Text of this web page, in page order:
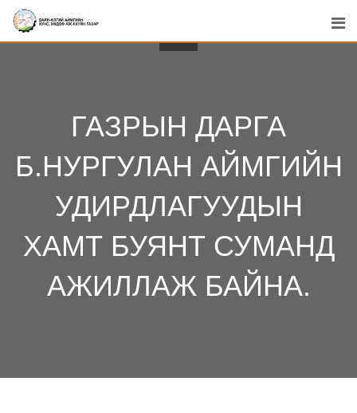
Skip
ГАЗРЫН ДАРГА
Б.НУРГУЛАН АЙМГИЙН
УДИРДЛАГУУДЫН
ХАМТ БУЯНТ СУМАНД
АЖИЛЛАЖ БАЙНА.